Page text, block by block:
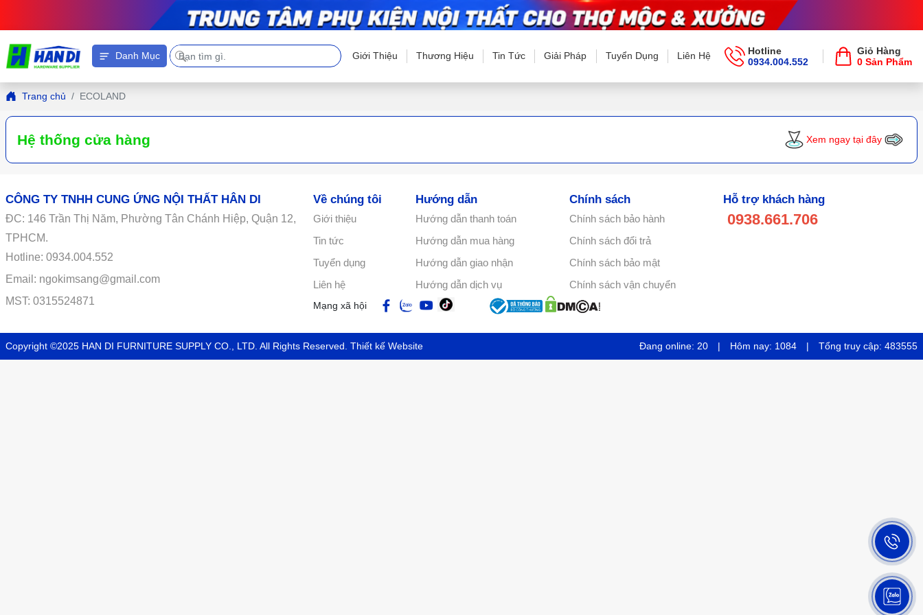
Danh Mục Giới Thiệu Thương Hiệu Tin Tức Giải Pháp Tuyển Dụng Liên Hệ
Hotline
0934.004.552
Giỏ Hàng
0 Sản Phẩm
Trang chủ ECOLAND
Hệ thống cửa hàng Xem ngay tại đây
CÔNG TY TNHH CUNG ỨNG NỘI THẤT HÂN DI
ĐC: 146 Trần Thị Năm, Phường Tân Chánh Hiệp, Quận 12,
TPHCM.
Hotline: 0934.004.552
Email: ngokimsang@gmail.com
MST: 0315524871
Về chúng tôi
Giới thiệu
Tin tức
Tuyển dụng
Liên hệ
Hướng dẫn
Hướng dẫn thanh toán
Hướng dẫn mua hàng
Hướng dẫn giao nhận
Hướng dẫn dịch vụ
Chính sách
Chính sách bảo hành
Chính sách đổi trả
Chính sách bảo mật
Chính sách vận chuyển
Hỗ trợ khách hàng
0938.661.706
Mạng xã hội
Copyright ©2025 HAN DI FURNITURE SUPPLY CO., LTD . All Rights Reserved. Thiết kế Website Đang online: 20 | Hôm nay: 1084 | Tổng truy cập: 483555